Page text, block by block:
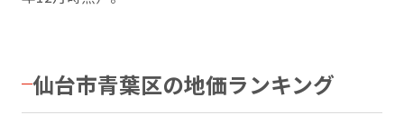
仙台市青葉区の地価ランキング